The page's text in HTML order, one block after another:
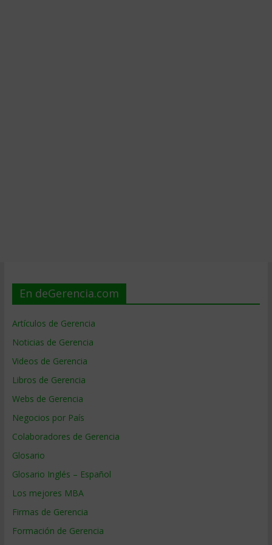
En deGerencia.com
Artículos de Gerencia
Noticias de Gerencia
Videos de Gerencia
Libros de Gerencia
Webs de Gerencia
Negocios por País
Colaboradores de Gerencia
Glosario
Glosario Inglés – Español
Los mejores MBA
Firmas de Gerencia
Formación de Gerencia